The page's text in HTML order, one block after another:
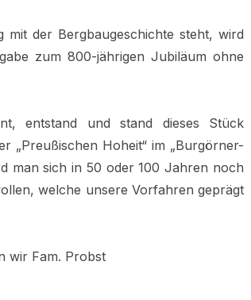
mit der Bergbaugeschichte steht, wird
zum 800-jährigen Jubiläum ohne
entstand und stand dieses Stück
„Preußischen Hoheit“ im „Burgörner-
man sich in 50 oder 100 Jahren noch
welche unsere Vorfahren geprägt
wir Fam. Probst